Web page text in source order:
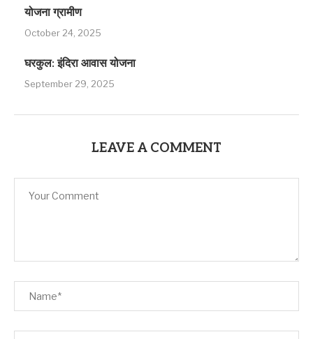
योजना ग्रामीण
October 24, 2025
घरकुल: इंदिरा आवास योजना
September 29, 2025
LEAVE A COMMENT